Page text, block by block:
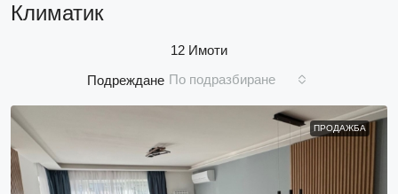
Климатик
12 Имоти
Подреждане По подразбиране
ПРОДАЖБА